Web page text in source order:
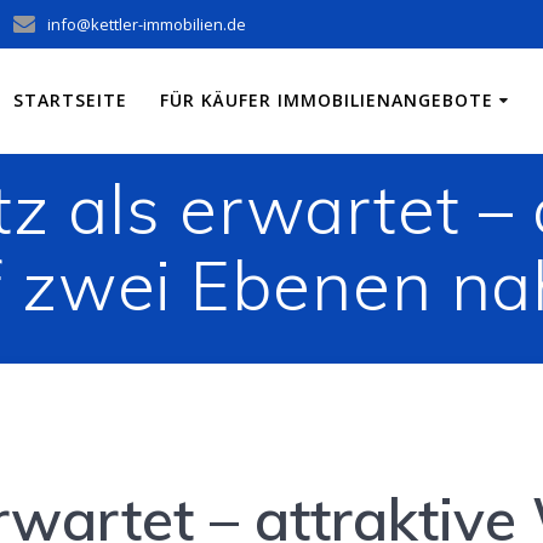
info@kettler-immobilien.de
STARTSEITE FÜR KÄUFER IMMOBILIENANGEBOTE
als erwartet
Ebenen
– attraktive